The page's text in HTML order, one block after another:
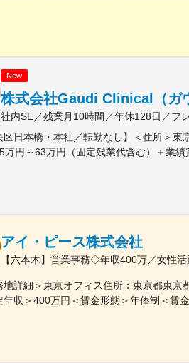
New
株式会社Gaudi Clinical（ガ
社内SE／残業月10時間／年休128日／フ
アイ・ピース株式会社
【六本木】営業事務◇年収400万／女性